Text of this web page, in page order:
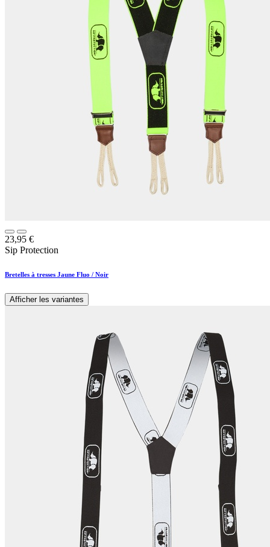
23,95 €
Sip Protection
Bretelles à tresses Jaune Fluo / Noir
Afficher les variantes